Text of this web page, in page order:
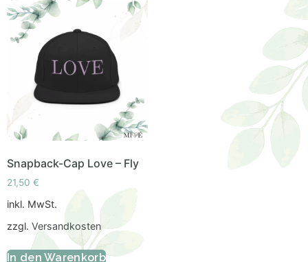
Snapback-Cap Love – Fly
21,50 €
inkl. MwSt.
zzgl. Versandkosten
In den Warenkorb